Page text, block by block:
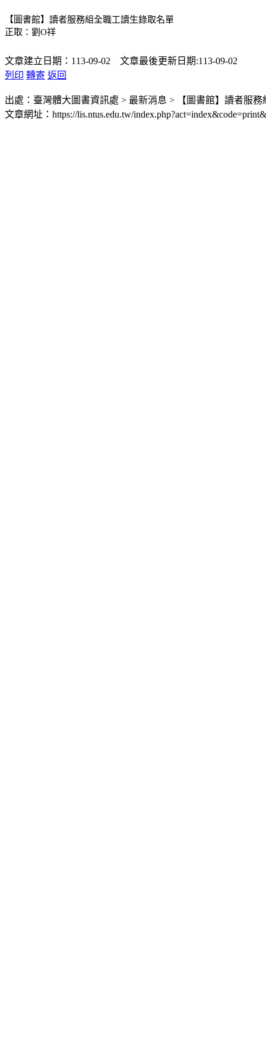
【圖書館】讀者服務組全職工讀生錄取名單
正取：劉O祥
文章建立日期：113-09-02 文章最後更新日期:113-09-02
列印 轉寄 返回
出處：臺灣體大圖書資訊處 > 最新消息 > 【圖書館】讀者服
文章網址：https://lis.ntus.edu.tw/